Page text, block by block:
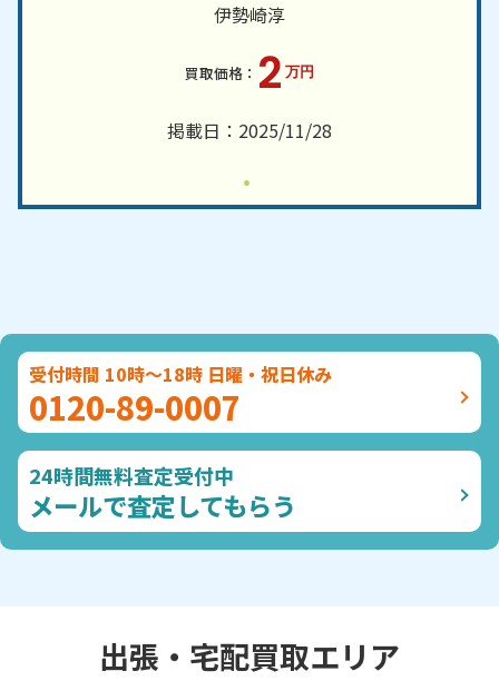
伊勢崎淳
2 万円
掲載日：2025/11/28
受付時間 10時～18時 日曜・祝日休み
0120-89-0007
24時間無料査定受付中
メールで査定してもらう
出張・宅配買取エリア